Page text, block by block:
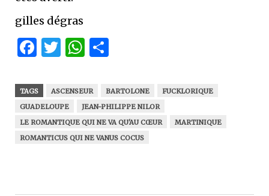
gilles dégras
Facebook
Twitter
WhatsApp
TAGS ASCENSEUR BARTOLONE
FUCKLORIQUE
GUADELOUPE
JEAN-PHILIPPE NILOR
LE ROMANTIQUE QUI NE VA QU'AU CŒUR
MARTINIQUE
ROMANTICUS QUI NE VANUS COCUS